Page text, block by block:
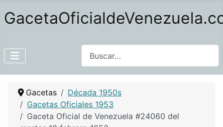
Gacetas
Década 1950s
Gacetas Oficiales 1953
Gaceta Oficial de Venezuela #24060 del